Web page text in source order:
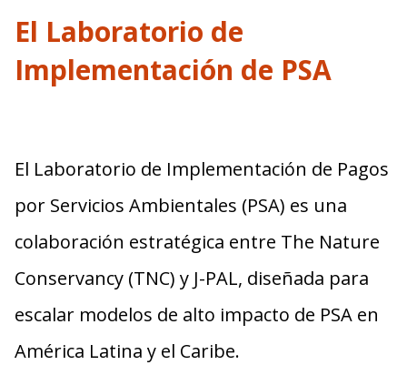
El Laboratorio de
Implementación de PSA
El Laboratorio de Implementación de Pagos
por Servicios Ambientales (PSA) es una
colaboración estratégica entre The Nature
Conservancy (TNC) y J-PAL, diseñada para
escalar modelos de alto impacto de PSA en
América Latina y el Caribe.